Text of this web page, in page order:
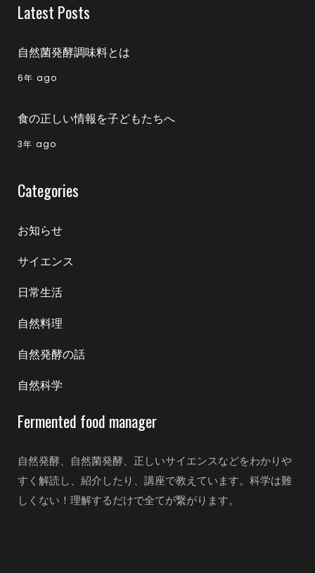
Latest Posts
自然菌発酵調味料とは
6年 ago
食の正しい情報を子どもたちへ
3年 ago
Categories
お知らせ
サイエンス
日常生活
自然料理
自然発酵の話
自然科学
Fermented food manager
自然発酵、自然菌発酵、正しいサイエンスなどをわかりや
すく解読し、紹介したり、講座で教えています。科学は難
しくない！理解するだけで全てが繋がります。